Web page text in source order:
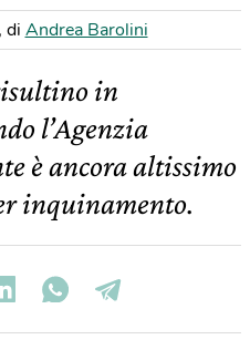
, di Andrea Barolini
in
l’Agenzia
è ancora altissimo
inquinamento.